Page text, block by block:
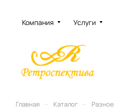
Компания Услуги
Главная Каталог Разное